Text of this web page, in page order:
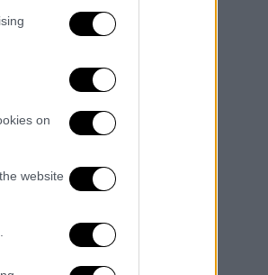
on
website